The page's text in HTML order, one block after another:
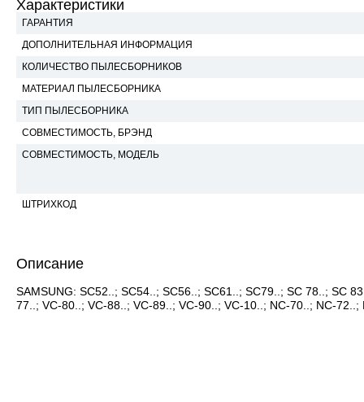
Характеристики
ГАРАНТИЯ
ДОПОЛНИТЕЛЬНАЯ ИНФОРМАЦИЯ
КОЛИЧЕСТВО ПЫЛЕСБОРНИКОВ
МАТЕРИАЛ ПЫЛЕСБОРНИКА
ТИП ПЫЛЕСБОРНИКА
СОВМЕСТИМОСТЬ, БРЭНД
СОВМЕСТИМОСТЬ, МОДЕЛЬ
ШТРИХКОД
Описание
SAMSUNG: SC52..; SC54..; SC56..; SC61..; SC79..; SC 78..; SC
77..; VC-80..; VC-88..; VC-89..; VC-90..; VC-10..; NC-70..; NC-